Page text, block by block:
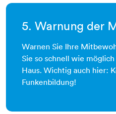
5. Warnung der
Warnen Sie Ihre
Sie so schnell wie
Haus. Wichtig auch hier:
Funkenbildung!